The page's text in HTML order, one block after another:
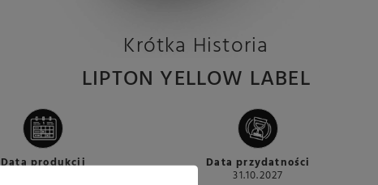
Krótka Historia
LIPTON YELLOW LABEL
Data produkcji Data przydatności
31.10.2027